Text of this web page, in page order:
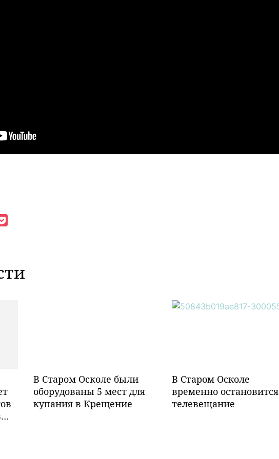
В Старом Осколе были
оборудованы 5 мест для
купания в Крещение
В Старом Осколе
временно остановится
телевещание